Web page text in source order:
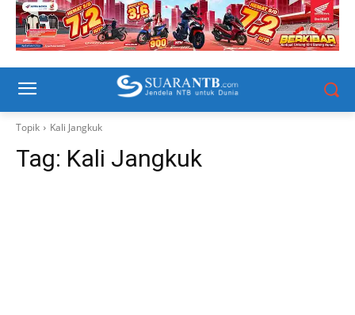
Topik Kali Jangkuk
Tag: Kali Jangkuk